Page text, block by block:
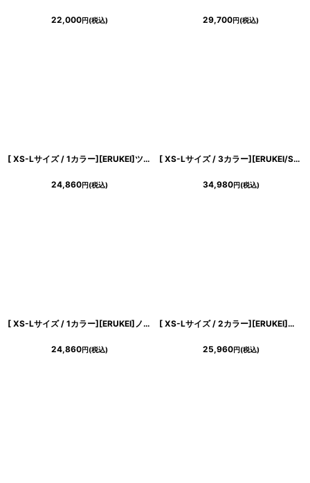
22,000円(税込) 29,700円(税込)
[ XS-Lサイズ / 1カラー][ERUKEI]ツイード・リボン・スパンコール・フレア・Aライン・ノースリーブ・ミニドレス・ワンピース[山崎みどり着用][送料無料] mypk
24,860円(税込)
[ XS-Lサイズ / 3カラー][ERUKEI/SETTAN]総レース・ノースリーブ・Vネック・ハイウエスト・タイト・マーメイド・ロングドレス[送料無料]
34,980円(税込)
[ XS-Lサイズ / 1カラー][ERUKEI]ノースリーブ・総レース・シアー・リボン・Aライン・ミニドレス・ワンピース[送料無料]
24,860円(税込)
[ XS-Lサイズ / 2カラー][ERUKEI]スクエアネック・ケミカルレース・ビジューボタン・ティアード・Aライン・ミニドレス・ワンピース[送料無料]
25,960円(税込)